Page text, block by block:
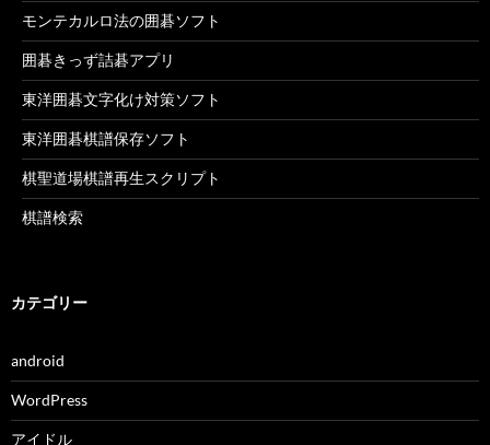
モンテカルロ法の囲碁ソフト
囲碁きっず詰碁アプリ
東洋囲碁文字化け対策ソフト
東洋囲碁棋譜保存ソフト
棋聖道場棋譜再生スクリプト
棋譜検索
カテゴリー
android
WordPress
アイドル